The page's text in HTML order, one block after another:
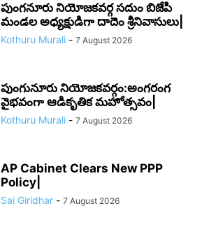
పుంగనూరు నియోజకవర్గ సదుం బిజేపి
మండల అధ్యక్షుడిగా దాదెం శ్రీనివాసులు|
Kothuru Murali - 7 August 2026
పుంగునూరు నియోజకవర్గం:అంగరంగ
వైభవంగా ఆడికృతిక మహోత్సవం|
Kothuru Murali - 7 August 2026
AP Cabinet Clears New PPP
Policy|
Sai Giridhar - 7 August 2026